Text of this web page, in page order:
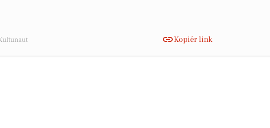
Kopiér link